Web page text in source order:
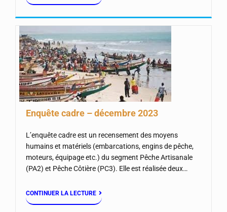
Enquête cadre – décembre 2023
L’enquête cadre est un recensement des moyens
humains et matériels (embarcations, engins de pêche,
moteurs, équipage etc.) du segment Pêche Artisanale
(PA2) et Pêche Côtière (PC3). Elle est réalisée deux…
CONTINUER LA LECTURE